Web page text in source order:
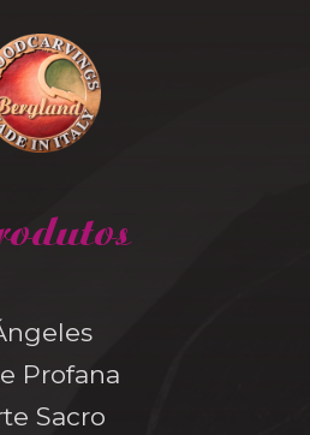
Profana
Sacro